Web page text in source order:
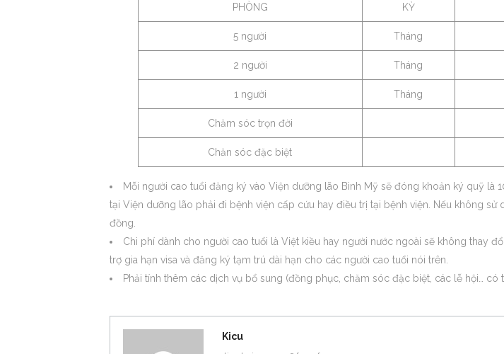
PHÒNG KỲ
5 người Tháng
2 người Tháng
1 người Tháng
Chăm sóc trọn đời
Chăn sóc đặc biệt
Mỗi người cao tuổi đăng ký vào Viện dưỡng lão Bình Mỹ sẽ đóng khoản ký quỹ
tại Viện dưỡng lão phải đi bệnh viện cấp cứu hay điều trị tại bệnh viện. Nếu không
đồng.
Chi phí dành cho người cao tuổi là Việt kiều hay người nước ngoài sẽ không thay
trợ gia hạn visa và đăng ký tạm trú dài hạn cho các người cao tuổi nói trên.
Phải tính thêm các dịch vụ bổ sung (đồng phục, chăm sóc đặc biệt, các lễ hội… có
Kicu